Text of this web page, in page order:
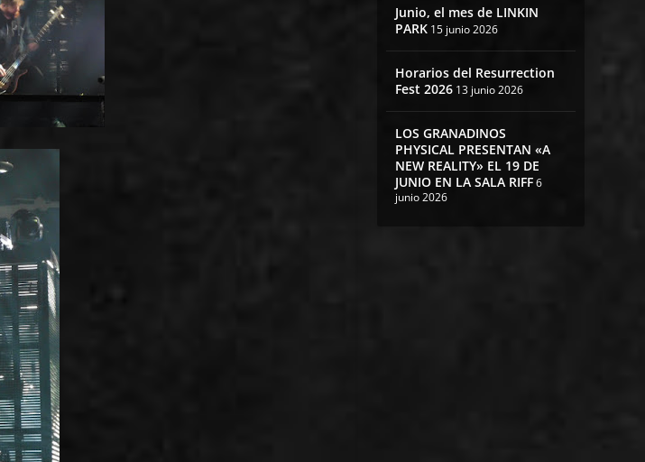
Junio, el mes de LINKIN
PARK 15 junio 2026
Horarios del Resurrection
Fest 2026 13 junio 2026
LOS GRANADINOS
PHYSICAL PRESENTAN «A
NEW REALITY» EL 19 DE
JUNIO EN LA SALA RIFF6
junio 2026